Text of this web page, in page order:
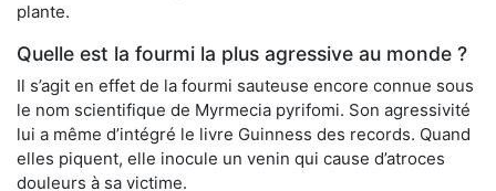
plante.
Quelle est la fourmi la plus agressive au monde ?
Il s’agit en effet de la fourmi sauteuse encore connue sous
le nom scientifique de Myrmecia pyrifomi. Son agressivité
lui a même d’intégré le livre Guinness des records. Quand
elles piquent, elle inocule un venin qui cause d’atroces
douleurs à sa victime.